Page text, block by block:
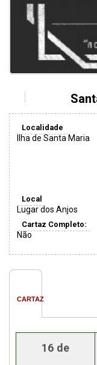
Localidade
Ilha de Santa Maria
Local
Lugar dos Anjos
Cartaz Completo:
Não
CARTAZ
16 de